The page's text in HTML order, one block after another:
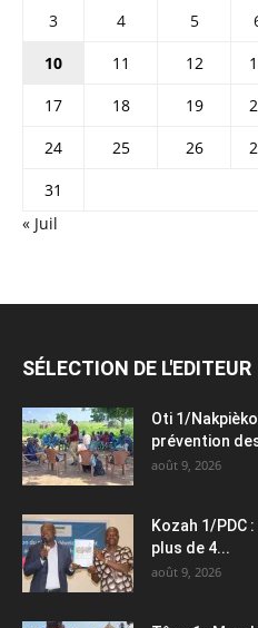
3 4 5
10
11 12
17
18 19
24
25 26
31
« Juil
SÉLECTION DE L'EDITEUR
Oti 1/
prévention
août 9, 2026
Kozah 1/PDC
plus de 4...
août 9, 2026